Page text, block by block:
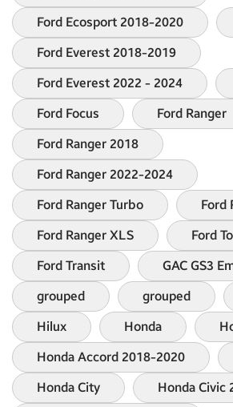
Ford Ecosport 2018-2020
Ford Everest 2018-2019
Ford Everest 2022 - 2024
Ford Focus
Ford Ranger
Ford Ranger 2018
Ford Ranger 2022-2024
Ford Ranger Turbo
Ford
Ford Ranger XLS
Ford
Ford Transit
GAC GS3
grouped
grouped
Hilux
Honda
Honda Accord 2018-2020
Honda City
Honda Civic